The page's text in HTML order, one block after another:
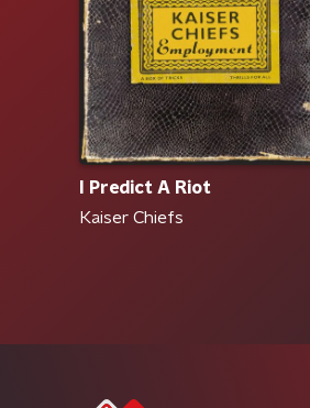
I Predict A Riot
Kaiser Chiefs